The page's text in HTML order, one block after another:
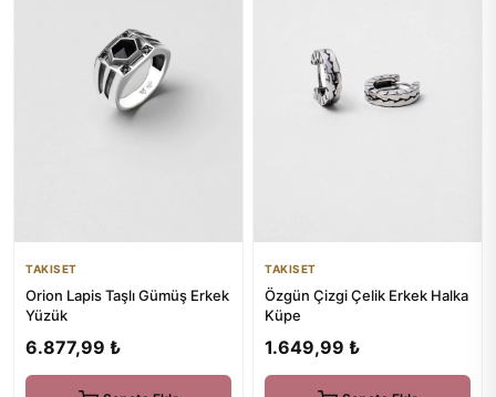
TAKISET
Orion Lapis Taşlı Gümüş Erkek
Yüzük
6.877,99 ₺
TAKISET
Özgün Çizgi Çelik Erkek Halka
Küpe
1.649,99 ₺